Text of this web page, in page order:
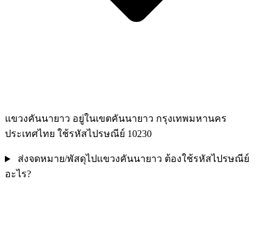
แขวงคันนายาว อยู่ในเขตคันนายาว กรุงเทพมหานคร
ประเทศไทย ใช้รหัสไปรษณีย์ 10230
ส่งจดหมาย/พัสดุไปแขวงคันนายาว ต้องใช้รหัสไปรษณีย์
อะไร?